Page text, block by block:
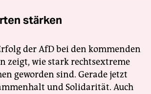
stärken
der AfD bei den kommenden
zeigt, wie stark rechtsextreme
geworden sind. Gerade jetzt
und Solidarität. Auch